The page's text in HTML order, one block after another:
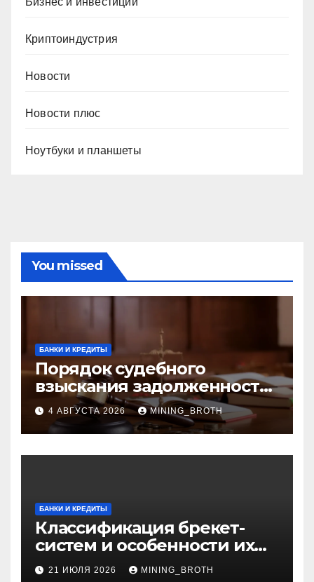
Криптоиндустрия
Новости
Новости плюс
Ноутбуки и планшеты
You missed
БАНКИ И КРЕДИТЫ
Порядок судебного
взыскания задолженности:
ключевые стадии и
нюансы
4 АВГУСТА 2026 MINING_BROTH
БАНКИ И КРЕДИТЫ
Классификация брекет-
систем и особенности их
установки
21 ИЮЛЯ 2026 MINING_BROTH